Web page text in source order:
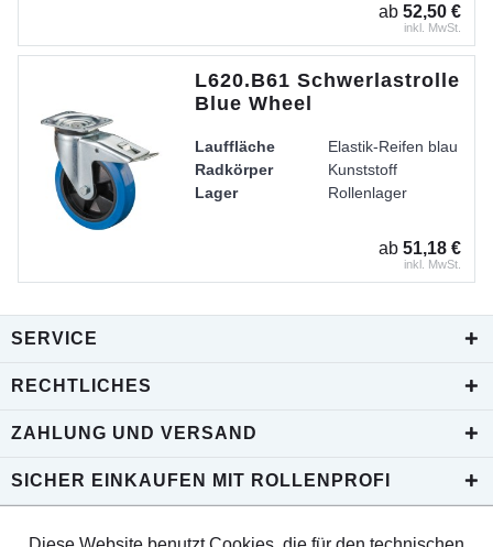
ab 52,50 €
inkl. MwSt.
L620.B61 Schwerlastrolle
Blue Wheel
Lauffläche
Elastik-Reifen blau
Radkörper
Kunststoff
Lager
Rollenlager
ab 51,18 €
inkl. MwSt.
SERVICE
RECHTLICHES
ZAHLUNG UND VERSAND
SICHER EINKAUFEN MIT ROLLENPROFI